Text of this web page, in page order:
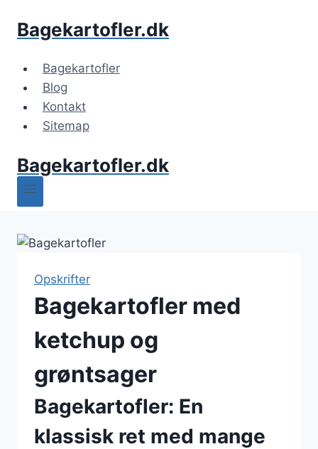
Bagekartofler.dk
Bagekartofler
Blog
Kontakt
Sitemap
Bagekartofler.dk
Opskrifter
Bagekartofler med
ketchup og
grøntsager
Bagekartofler: En
klassisk ret med mange